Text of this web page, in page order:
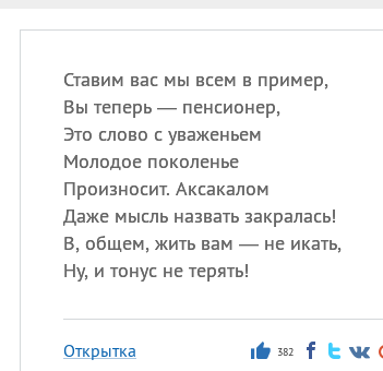
Ставим вас мы всем в пример,
Вы теперь — пенсионер,
Это слово с уваженьем
Молодое поколенье
Произносит. Аксакалом
Даже мысль назвать закралась!
В, общем, жить вам — не икать,
Ну, и тонус не терять!
Открытка 382